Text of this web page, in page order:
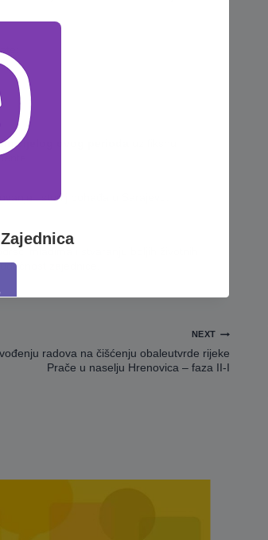
cijelog ovog perioda
i studij pohađa u Sarajevu.
mladima i stvaranju boljih životnih
zajednice.
NEXT
radova na čišćenju obaleutvrde rijeke
Prače u naselju Hrenovica – faza II-I